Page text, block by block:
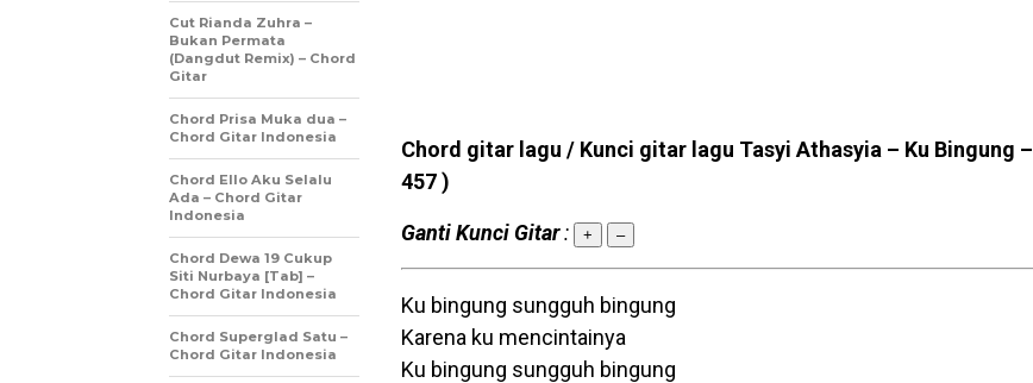
Chord gitar lagu / Kunci gitar lagu Tasyi Athasyia – Ku Bingung –
457 )
Ganti Kunci Gitar: + –
Ku bingung sungguh bingung
Karena ku mencintainya
Ku bingung sungguh bingung
Cut Rianda Zuhra –
Bukan Permata
(Dangdut Remix) – Chord
Gitar
Chord Prisa Muka dua –
Chord Gitar Indonesia
Chord Ello Aku Selalu
Ada – Chord Gitar
Indonesia
Chord Dewa 19 Cukup
Siti Nurbaya [Tab] –
Chord Gitar Indonesia
Chord Superglad Satu –
Chord Gitar Indonesia